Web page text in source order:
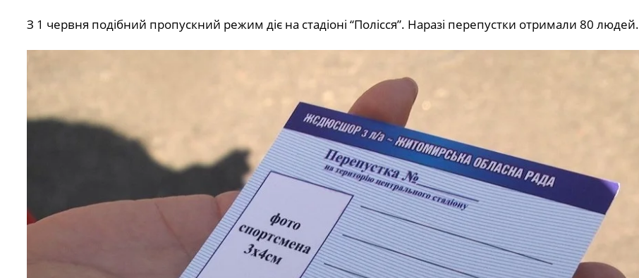
З 1 червня подібний пропускний режим діє на стадіоні “Полісся”. Наразі перепустки отримали 80 людей.